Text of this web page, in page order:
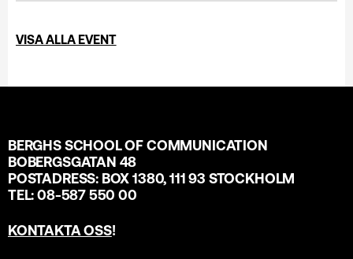
VISA ALLA EVENT
BERGHS SCHOOL OF COMMUNICATION
BOBERGSGATAN 48
POSTADRESS: BOX 1380, 111 93 STOCKHOLM
TEL: 08-587 550 00
KONTAKTA OSS!